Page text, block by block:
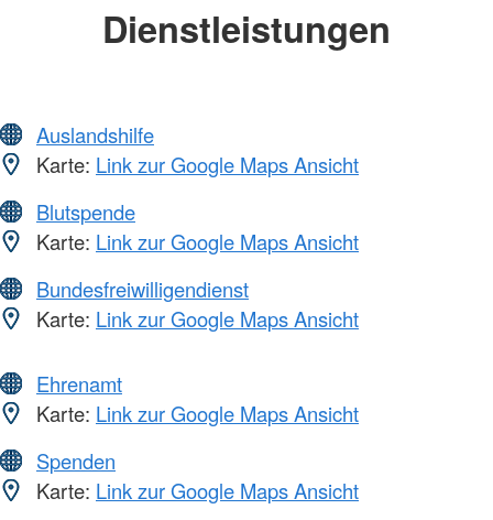
Dienstleistungen
Auslandshilfe
Karte: Link zur Google Maps Ansicht
Blutspende
Karte: Link zur Google Maps Ansicht
Bundesfreiwilligendienst
Karte: Link zur Google Maps Ansicht
Ehrenamt
Karte: Link zur Google Maps Ansicht
Spenden
Karte: Link zur Google Maps Ansicht